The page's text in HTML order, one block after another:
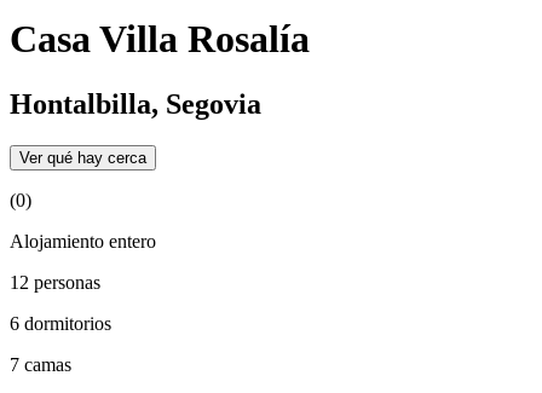
Casa Villa Rosalía
Hontalbilla, Segovia
Ver qué hay cerca
(0)
Alojamiento entero
12 personas
6 dormitorios
7 camas